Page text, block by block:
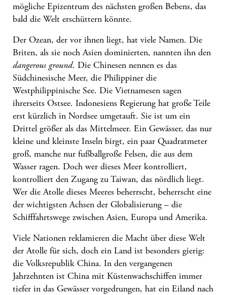
mögliche Epizentrum des nächsten großen Bebens, das
bald die Welt erschüttern könnte.
Der Ozean, der vor ihnen liegt, hat viele Namen. Die
Briten, als sie noch Asien dominierten, nannten ihn den
dangerous ground. Die Chinesen nennen es das
Südchinesische Meer, die Philippiner die
Westphilippinische See. Die Vietnamesen sagen
ihrerseits Ostsee. Indonesiens Regierung hat große Teile
erst kürzlich in Nordsee umgetauft. Sie ist um ein
Drittel größer als das Mittelmeer. Ein Gewässer, das nur
kleine und kleinste Inseln birgt, ein paar Quadratmeter
groß, manche nur fußballgroße Felsen, die aus dem
Wasser ragen. Doch wer dieses Meer kontrolliert,
kontrolliert den Zugang zu Taiwan, das nördlich liegt.
Wer die Atolle dieses Meeres beherrscht, beherrscht eine
der wichtigsten Achsen der Globalisierung – die
Schifffahrtswege zwischen Asien, Europa und Amerika.
Viele Nationen reklamieren die Macht über diese Welt
der Atolle für sich, doch ein Land ist besonders gierig:
die Volksrepublik China. In den vergangenen
Jahrzehnten ist China mit Küstenwachschiffen immer
tiefer in das Gewässer vorgedrungen, hat ein Eiland nach